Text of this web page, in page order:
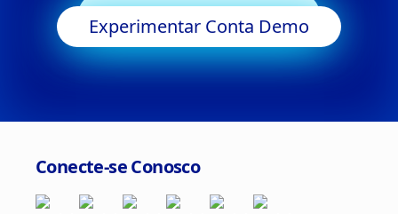
Começar a Negociar
Experimentar Conta Demo
Conecte-se Conosco